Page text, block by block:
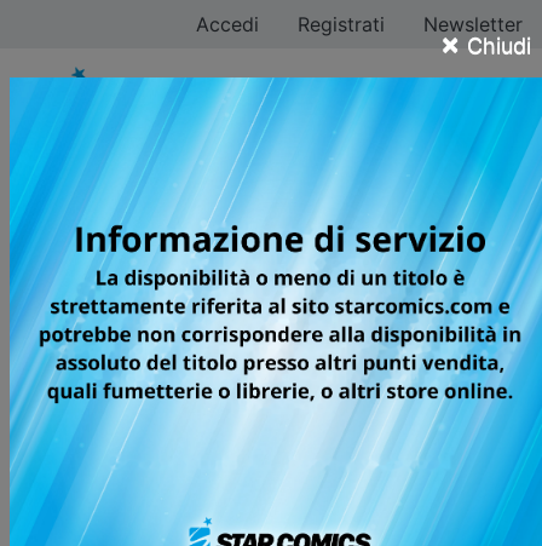
× Chiudi
Accedi Registrati Newsletter
Tomoya Harikawa
Tutti i fumetti